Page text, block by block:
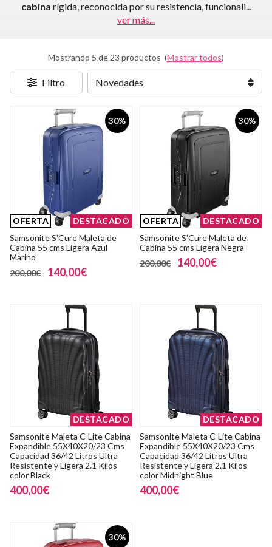
cabina rígida, reconocida por su resistencia, funcionali...
ver más...
Mostrando 5 de 23 productos (Mostrar todos)
Filtro
30%
OFERTA
DESTACADO
Samsonite S'Cure Maleta de
Cabina 55 cms Ligera Azul
Marino
200,00€
140,00€
30%
OFERTA
DESTACADO
Samsonite S'Cure Maleta de
Cabina 55 cms Ligera Negra
200,00€
140,00€
DESTACADO
Samsonite Maleta C-Lite Cabina
Expandible 55X40X20/23 Cms
Capacidad 36/42 Litros Ultra
Resistente y Ligera 2.1 Kilos
color Black
400,00€
DESTACADO
Samsonite Maleta C-Lite Cabina
Expandible 55X40X20/23 Cms
Capacidad 36/42 Litros Ultra
Resistente y Ligera 2.1 Kilos
color Midnight Blue
400,00€
30%